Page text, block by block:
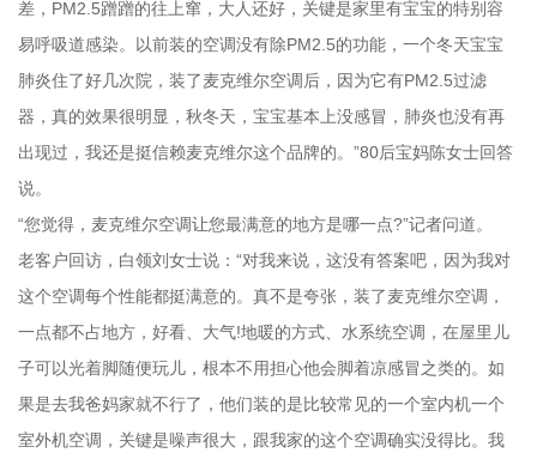
差，PM2.5蹭蹭的往上窜，大人还好，关键是家里有宝宝的特别容
易呼吸道感染。以前装的空调没有除PM2.5的功能，一个冬天宝宝
肺炎住了好几次院，装了麦克维尔空调后，因为它有PM2.5过滤
器，真的效果很明显，秋冬天，宝宝基本上没感冒，肺炎也没有再
出现过，我还是挺信赖麦克维尔这个品牌的。”80后宝妈陈女士回答
说。
“您觉得，麦克维尔空调让您最满意的地方是哪一点?”记者问道。
老客户回访，白领刘女士说：“对我来说，这没有答案吧，因为我对
这个空调每个性能都挺满意的。真不是夸张，装了麦克维尔空调，
一点都不占地方，好看、大气!地暖的方式、水系统空调，在屋里儿
子可以光着脚随便玩儿，根本不用担心他会脚着凉感冒之类的。如
果是去我爸妈家就不行了，他们装的是比较常见的一个室内机一个
室外机空调，关键是噪声很大，跟我家的这个空调确实没得比。我